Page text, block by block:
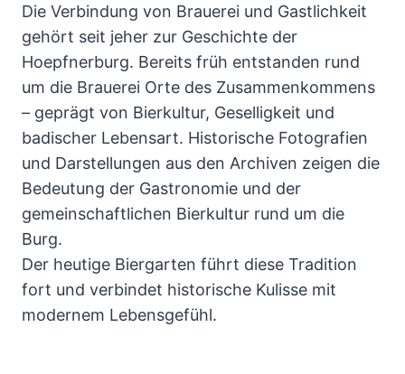
Die Verbindung von Brauerei und Gastlichkeit
gehört seit jeher zur Geschichte der
Hoepfnerburg. Bereits früh entstanden rund
um die Brauerei Orte des Zusammenkommens
– geprägt von Bierkultur, Geselligkeit und
badischer Lebensart. Historische Fotografien
und Darstellungen aus den Archiven zeigen die
Bedeutung der Gastronomie und der
gemeinschaftlichen Bierkultur rund um die
Burg.
Der heutige Biergarten führt diese Tradition
fort und verbindet historische Kulisse mit
modernem Lebensgefühl.